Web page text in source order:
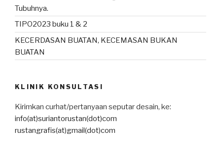
Tubuhnya.
TIPO2023 buku 1 & 2
KECERDASAN BUATAN, KECEMASAN BUKAN
BUATAN
KLINIK KONSULTASI
Kirimkan curhat/pertanyaan seputar desain, ke:
info(at)suriantorustan(dot)com
rustangrafis(at)gmail(dot)com